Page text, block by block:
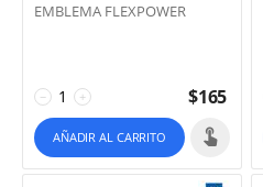
EMBLEMA FLEXPOWER
+
− $165
AÑADIR AL CARRITO